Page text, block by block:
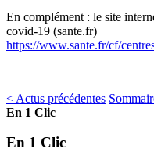
En complément : le site
covid-19 (sante.fr)
https://www.sante.fr/cf/
< Actus précédentes
En 1 Clic
En 1 Clic